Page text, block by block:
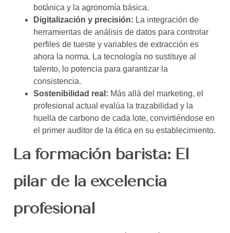
botánica y la agronomía básica.
Digitalización y precisión: La integración de
herramientas de análisis de datos para controlar
perfiles de tueste y variables de extracción es
ahora la norma. La tecnología no sustituye al
talento, lo potencia para garantizar la
consistencia.
Sostenibilidad real: Más allá del marketing, el
profesional actual evalúa la trazabilidad y la
huella de carbono de cada lote, convirtiéndose en
el primer auditor de la ética en su establecimiento.
La formación barista: El
pilar de la excelencia
profesional